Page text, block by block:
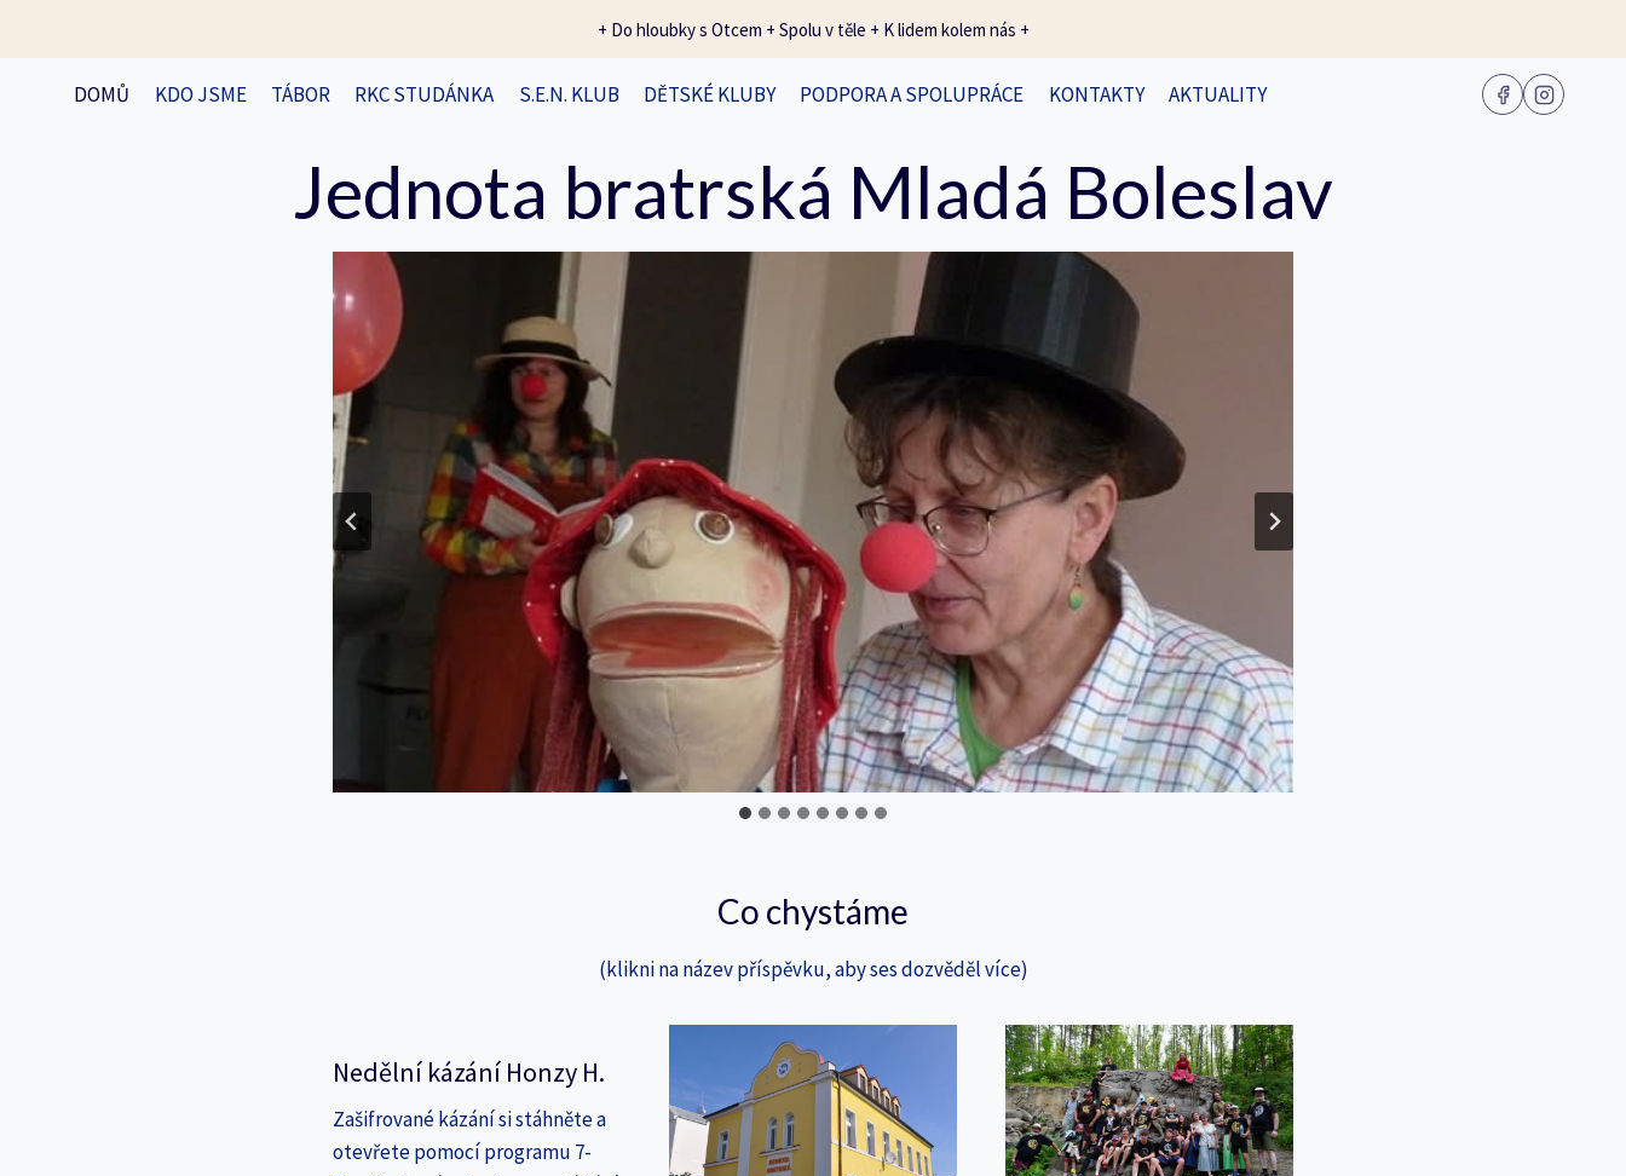
+ Do hloubky s Otcem + Spolu v těle + K lidem kolem nás +
DOMŮ KDO JSME TÁBOR RKC STUDÁNKA S.E.N. KLUB DĚTSKÉ KLUBY PODPORA A SPOLUPRÁCE KONTAKTY AKTUALITY
Jednota bratrská Mladá Boleslav
Co chystáme
(klikni na název příspěvku, aby ses dozvěděl více)
Nedělní kázání Honzy H.
Zašifrované kázání si stáhněte a
otevřete pomocí programu 7-